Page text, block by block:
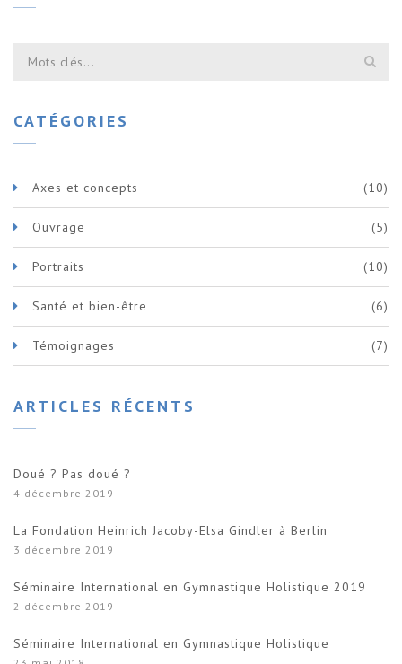
CATÉGORIES
Axes et concepts (10)
Ouvrage (5)
Portraits (10)
Santé et bien-être (6)
Témoignages (7)
ARTICLES RÉCENTS
Doué ? Pas doué ?
4 décembre 2019
La Fondation Heinrich Jacoby-Elsa Gindler à Berlin
3 décembre 2019
Séminaire International en Gymnastique Holistique 2019
2 décembre 2019
Séminaire International en Gymnastique Holistique